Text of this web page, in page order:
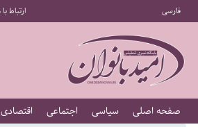
فارسی ارتباط
صفحه اصلی سیاسی اجتماعی اقتصادی